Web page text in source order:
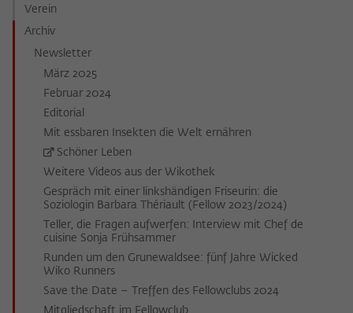
Verein
Archiv
Newsletter
März 2025
Februar 2024
Editorial
Mit essbaren Insekten die Welt ernähren
Schöner Leben
Weitere Videos aus der Wikothek
Gespräch mit einer linkshändigen Friseurin: die
Soziologin Barbara Thériault (Fellow 2023/2024)
Teller, die Fragen aufwerfen: Interview mit Chef de
cuisine Sonja Frühsammer
Runden um den Grunewaldsee: fünf Jahre Wicked
Wiko Runners
Save the Date – Treffen des Fellowclubs 2024
Mitgliedschaft im Fellowclub